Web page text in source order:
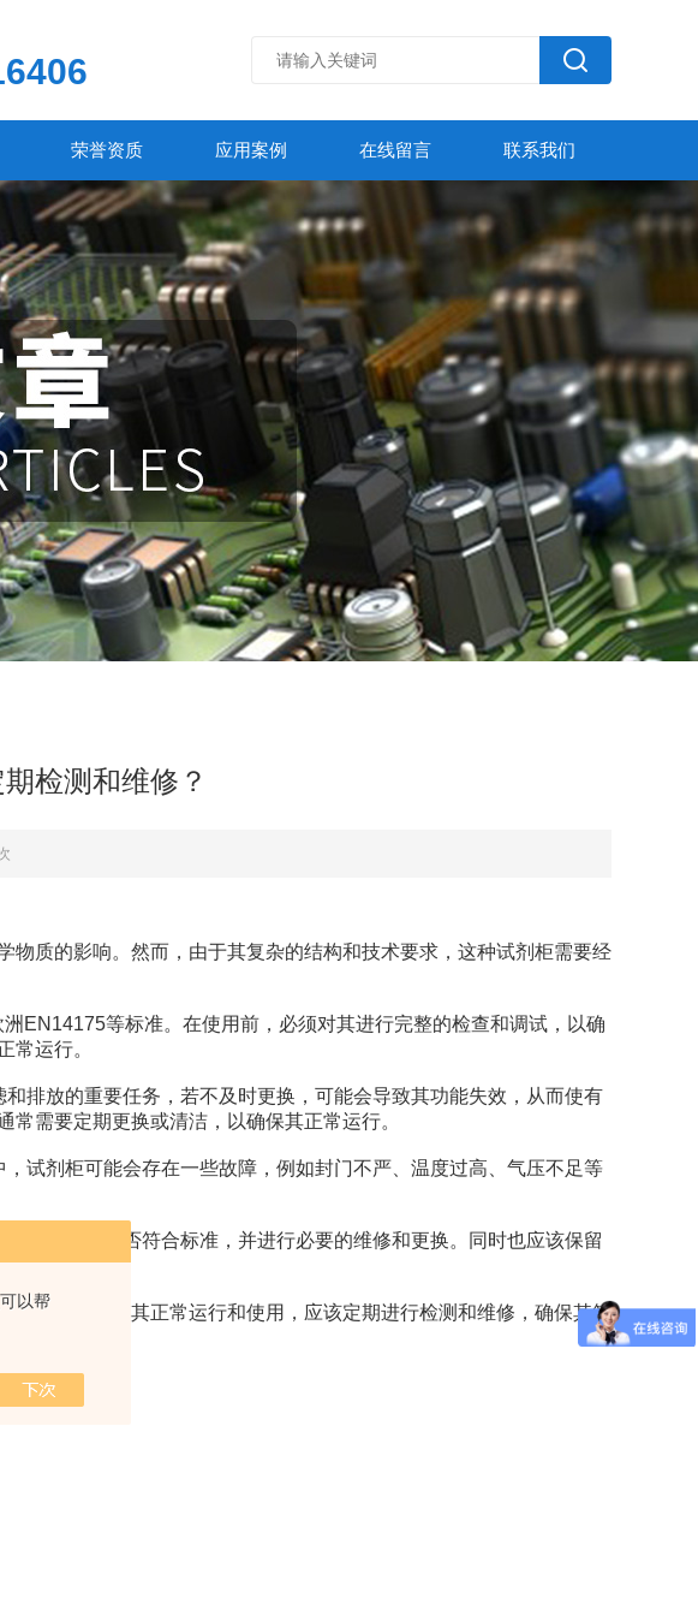
以帮
荣誉资质 应用案例 在线留言 联系我们
检测和维修？
质的影响。然而，由于其复杂的结构和技术要求，这种试剂柜需要经
EN14175等标准。在使用前，必须对其进行完整的检查和调试，以确
常运行。
放的重要任务，若不及时更换，可能会导致其功能失效，从而使有
需要定期更换或清洁，以确保其正常运行。
剂柜可能会存在一些故障，例如封门不严、温度过高、气压不足等
试剂柜是否符合标准，并进行必要的维修和更换。同时也应该保留
，为了保证其正常运行和使用，应该定期进行检测和维修，确保其符